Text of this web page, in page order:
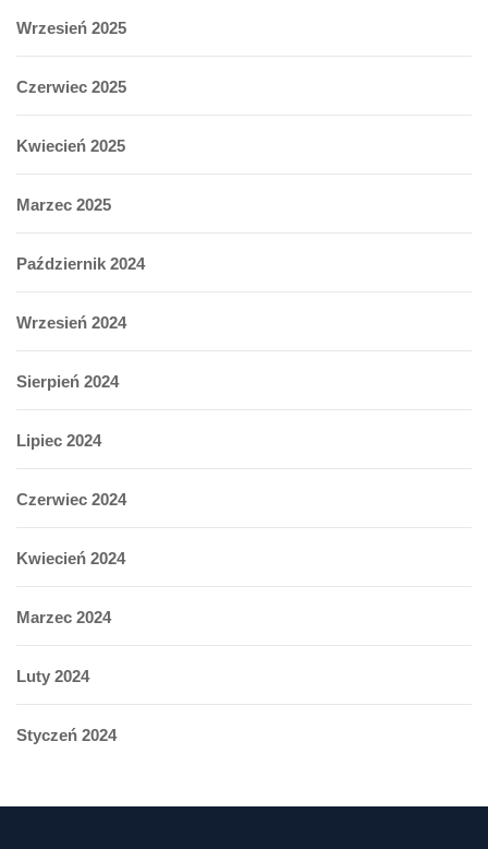
Wrzesień 2025
Czerwiec 2025
Kwiecień 2025
Marzec 2025
Październik 2024
Wrzesień 2024
Sierpień 2024
Lipiec 2024
Czerwiec 2024
Kwiecień 2024
Marzec 2024
Luty 2024
Styczeń 2024